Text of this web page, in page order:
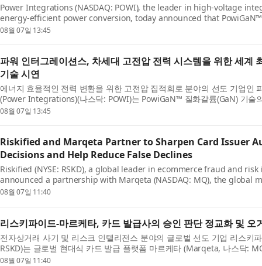
Power Integrations (NASDAQ: POWI), the leader in high-voltage
energy-efficient power conversion, today announced that
technology is now rated at up to 2...
08월 07일 13:45
파워 인터그레이션스, 차세대 고전압 전력 시스템을 위한 세계
기술 시연
에너지 효율적인 전력 변환을 위한 고전압 집적회로 분야의 선도 기업인
(Power Integrations)(나스닥: POWI)는 PowiGaN™ 질화갈륨(GaN) 기술
대 2200V에 달해 현재 시판 중인 다...
08월 07일 13:45
Riskified and Marqeta Partner to Sharpen Card Issuer
Decisions and Help Reduce False Declines
Riskified (NYSE: RSKD), a global leader in ecommerce fraud and
announced a partnership with Marqeta (NASDAQ: MQ), the global
platform, to give card issuers on Mar...
08월 07일 11:40
리스키파이드-마르케타, 카드 발급사의 승인 판단 정교화 및 오
전자상거래 사기 및 리스크 인텔리전스 분야의 글로벌 선도 기업 리스키
RSKD)는 글로벌 현대식 카드 발급 플랫폼 마르케타 (Marqeta, 나스닥:
다고 발표했다. 이번 협력을...
08월 07일 11:40